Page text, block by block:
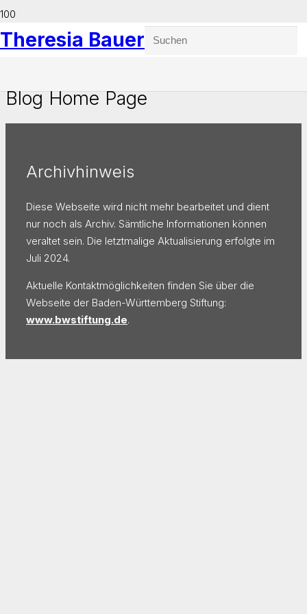
Theresia Bauer
Blog Home Page
Archivhinweis
Diese Webseite wird nicht mehr bearbeitet und dient
nur noch als Archiv. Sämtliche Informationen können
veraltet sein. Die letztmalige Aktualisierung erfolgte im
Juli 2024.
Aktuelle Kontaktmöglichkeiten finden Sie über die
Webseite der Baden-Württemberg Stiftung:
www.bwstiftung.de.